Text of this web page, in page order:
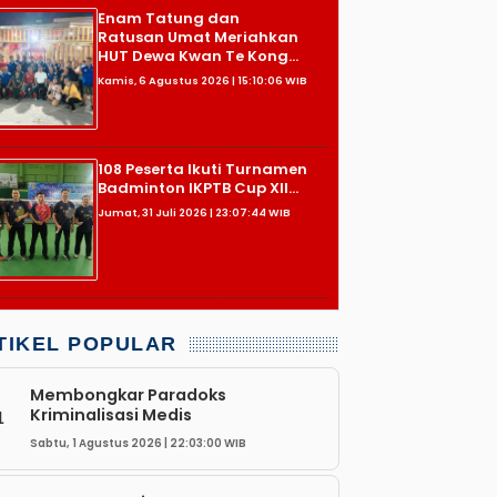
Enam Tatung dan
Ratusan Umat Meriahkan
HUT Dewa Kwan Te Kong...
Kamis, 6 Agustus 2026 | 15:10:06 WIB
108 Peserta Ikuti Turnamen
Badminton IKPTB Cup XII...
Jumat, 31 Juli 2026 | 23:07:44 WIB
POPULAR
Membongkar Paradoks
Kriminalisasi Medis
Sabtu, 1 Agustus 2026 | 22:03:00 WIB